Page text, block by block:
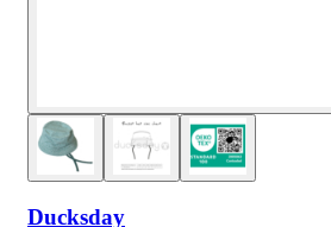
Ducksday